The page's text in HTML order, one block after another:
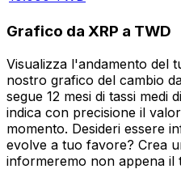
Grafico da XRP a TWD
Visualizza l'andamento del
nostro grafico del cambio
segue 12 mesi di tassi medi
indica con precisione il
momento. Desideri essere
evolve a tuo favore? Crea
informeremo non appena il